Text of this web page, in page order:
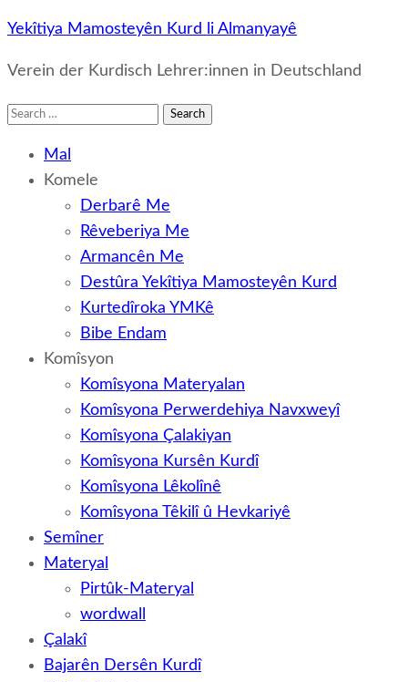
Yekîtiya Mamosteyên Kurd li Almanyayê
Verein der Kurdisch Lehrer:innen in Deutschland
Search
Mal
Komele
Derbarê Me
Rêveberiya Me
Armancên Me
Destûra Yekîtiya Mamosteyên Kurd
Kurtedîroka YMKê
Bibe Endam
Komîsyon
Komîsyona Materyalan
Komîsyona Perwerdehiya Navxweyî
Komîsyona Çalakiyan
Komîsyona Kursên Kurdî
Komîsyona Lêkolînê
Komîsyona Têkilî û Hevkariyê
Semîner
Materyal
Pirtûk-Materyal
wordwall
Çalakî
Bajarên Dersên Kurdî